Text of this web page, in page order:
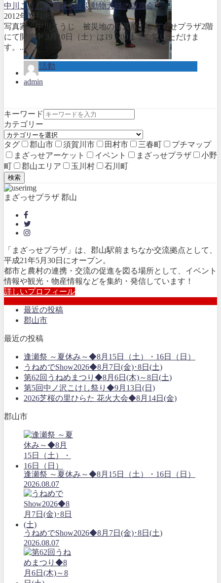
取材活動
中川こうじ写真展＆被災動物犬猫の譲渡会
2012年3月10日
写真家：中川こうじ 被災地の写真展 まざっせプラザ2階
にて開催中 3月10日（土）は19：00までご覧いただけま
す。...
admin
キーワード
カテゴリー
タグ 郡山市 須賀川市 田村市 三春町
プチマップ
まざっせアーケット
イベント まざっせプラザ
小野
町
郡山エリア 玉川村 石川町
検索
まざっせプラザ 郡山
「まざっせプラザ」は、郡山駅前まちなか交流拠点として、
平成21年5月30日にオープン。
都市と農村の連携・交流の促進を図る場所として、イベント
情報や観光・物産情報などを集約・発信しています！
詳しいプロフィール
最近の投稿
郡山市
最近の投稿
逢瀬祭 ～夏休み～◆8月15日（土）・16日（日）
うねめでShow2026◆8月7日(金)･8日(土)
第62回うねめまつり◆8月6日(木)～8日(土)
第5回中ノ沢こけし祭り◆9月13日(日)
2026芝桜の里ひらた 花火大会◆8月14日(金)
郡山市
逢瀬祭 ～夏休み～◆8月15日（土）・16日（日）
2026.08.07
うねめでShow2026◆8月7日(金)･8日(土)
2026.08.07